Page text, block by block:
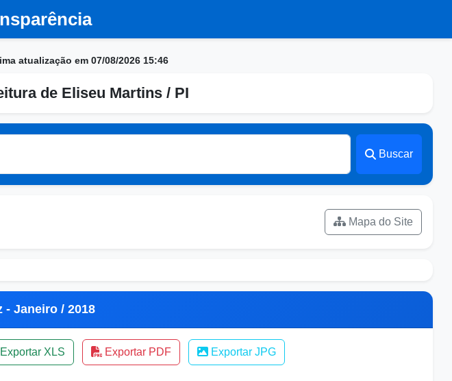
atualização em 07/08/2026 15:46
de Eliseu Martins / PI
Buscar
Mapa do Site
- Janeiro / 2018
Exportar XLS Exportar PDF Exportar JPG